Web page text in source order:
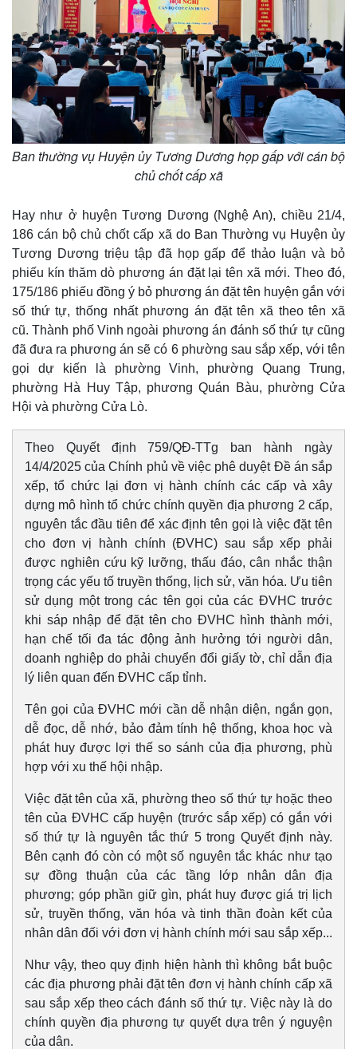
Dinh dưỡng - món ngon
Cây thuốc
Sản phụ khoa
Nhi khoa
Nam khoa
Làm đẹp - giảm cân
Phòng mạch online
Ăn sạch sống khỏe
Nhà đẹp
Blog
Tình yêu - Gia đình
Văn hóa
Sân khấu - Điện ảnh
Âm nhạc
Di sản
Giải trí
Sao Việt
Ban thường vụ Huyện ủy Tương Dương họp gấp với cán bộ
chủ chốt cấp xã
Hay như ở huyện Tương Dương (Nghệ An), chiều 21/4,
186 cán bộ chủ chốt cấp xã do Ban Thường vụ Huyện ủy
Tương Dương triệu tập đã họp gấp để thảo luận và bỏ
phiếu kín thăm dò phương án đặt lại tên xã mới. Theo đó,
175/186 phiếu đồng ý bỏ phương án đặt tên huyện gắn với
số thứ tự, thống nhất phương án đặt tên xã theo tên xã
cũ. Thành phố Vinh ngoài phương án đánh số thứ tự cũng
đã đưa ra phương án sẽ có 6 phường sau sắp xếp, với tên
gọi dự kiến là phường Vinh, phường Quang Trung,
phường Hà Huy Tập, phương Quán Bàu, phường Cửa
Hội và phường Cửa Lò.
Theo Quyết định 759/QĐ-TTg ban hành ngày
14/4/2025 của Chính phủ về việc phê duyệt Đề án sắp
xếp, tổ chức lại đơn vị hành chính các cấp và xây
dựng mô hình tổ chức chính quyền địa phương 2 cấp,
nguyên tắc đầu tiên để xác định tên gọi là việc đặt tên
cho đơn vị hành chính (ĐVHC) sau sắp xếp phải
được nghiên cứu kỹ lưỡng, thấu đáo, cân nhắc thận
trọng các yếu tố truyền thống, lịch sử, văn hóa. Ưu tiên
sử dụng một trong các tên gọi của các ĐVHC trước
khi sáp nhập để đặt tên cho ĐVHC hình thành mới,
hạn chế tối đa tác động ảnh hưởng tới người dân,
doanh nghiệp do phải chuyển đổi giấy tờ, chỉ dẫn địa
lý liên quan đến ĐVHC cấp tỉnh.
Tên gọi của ĐVHC mới cần dễ nhận diện, ngắn gọn,
dễ đọc, dễ nhớ, bảo đảm tính hệ thống, khoa học và
phát huy được lợi thế so sánh của địa phương, phù
hợp với xu thế hội nhập.
Việc đặt tên của xã, phường theo số thứ tự hoặc theo
tên của ĐVHC cấp huyện (trước sắp xếp) có gắn với
số thứ tự là nguyên tắc thứ 5 trong Quyết định này.
Bên cạnh đó còn có một số nguyên tắc khác như tạo
sự đồng thuận của các tầng lớp nhân dân địa
phương; góp phần giữ gìn, phát huy được giá trị lịch
sử, truyền thống, văn hóa và tinh thần đoàn kết của
nhân dân đối với đơn vị hành chính mới sau sắp xếp...
Như vậy, theo quy định hiện hành thì không bắt buộc
các địa phương phải đặt tên đơn vị hành chính cấp xã
sau sắp xếp theo cách đánh số thứ tự. Việc này là do
chính quyền địa phương tự quyết dựa trên ý nguyện
của dân.